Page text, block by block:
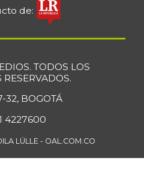
de:
TODOS LOS
RESERVADOS.
32, BOGOTÁ
4227600
LÜLLE - OAL.COM.CO